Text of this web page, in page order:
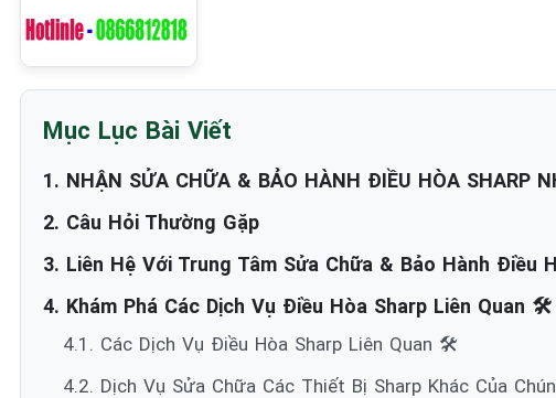
Mục Lục Bài Viết
1. NHẬN SỬA CHỮA & BẢO HÀNH ĐIỀU HÒA SHARP
2. Câu Hỏi Thường Gặp
3. Liên Hệ Với Trung Tâm Sửa Chữa & Bảo Hành Điều
4. Khám Phá Các Dịch Vụ Điều Hòa Sharp Liên Quan 🛠️
4.1. Các Dịch Vụ Điều Hòa Sharp Liên Quan 🛠️
4.2. Dịch Vụ Sửa Chữa Các Thiết Bị Sharp Khác Của